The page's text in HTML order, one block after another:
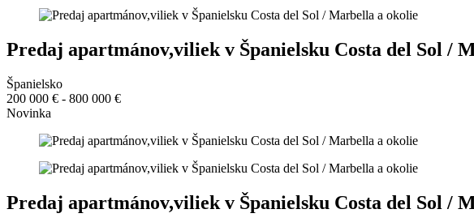
Predaj apartmánov,viliek v Španielsku Costa del Sol /
Španielsko
200 000 € - 800 000 €
Novinka
Predaj apartmánov,viliek v Španielsku Costa del Sol /